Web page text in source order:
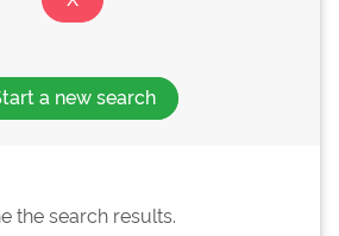
a new search
the search results.